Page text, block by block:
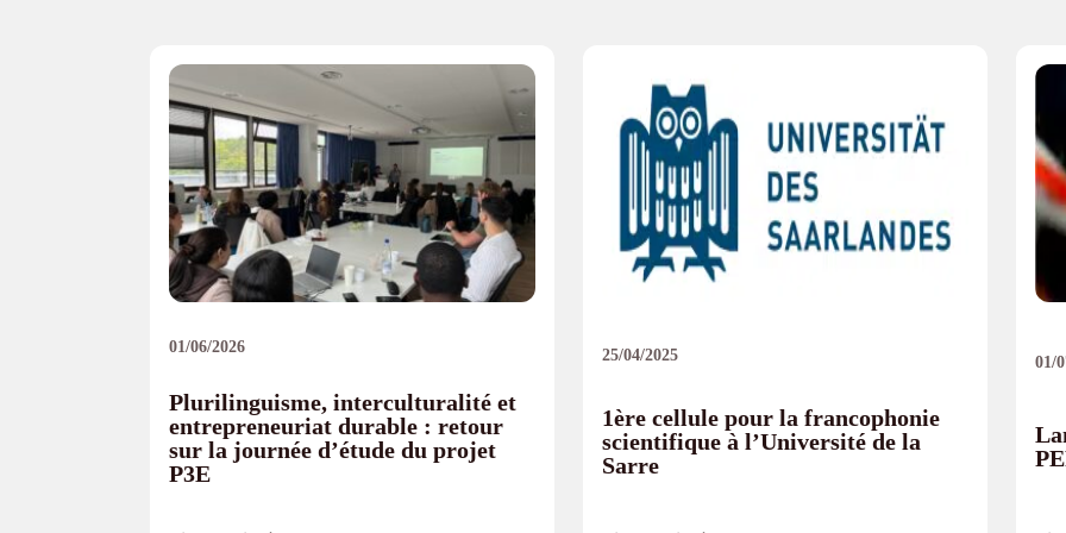
01/06/2026
Plurilinguisme, interculturalité et
entrepreneuriat durable : retour
sur la journée d’étude du projet
P3E
25/04/2025
1ère cellule pour la francophonie
scientifique à l’Université de la
Sarre
01/